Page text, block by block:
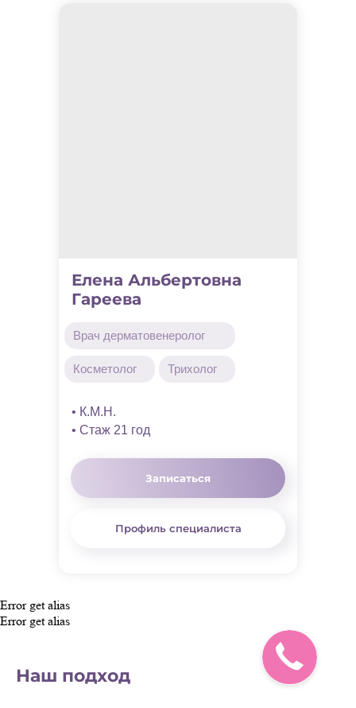
Елена Альбертовна
Гареева
Профиль специалиста
Записаться
Врач дерматовенеролог
Косметолог Трихолог
• К.М.Н.
• Стаж 21 год
Error get alias
Error get alias
Наш подход